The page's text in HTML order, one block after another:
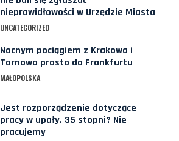
nieprawidłowości w Urzędzie Miasta
UNCATEGORIZED
Nocnym pociągiem z Krakowa i
Tarnowa prosto do Frankfurtu
MAŁOPOLSKA
Jest rozporządzenie dotyczące
pracy w upały. 35 stopni? Nie
pracujemy